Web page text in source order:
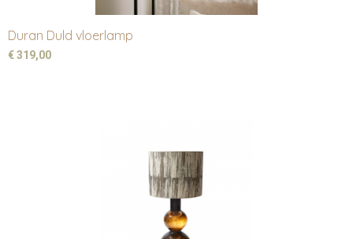
Duran Duld vloerlamp
€ 319,00